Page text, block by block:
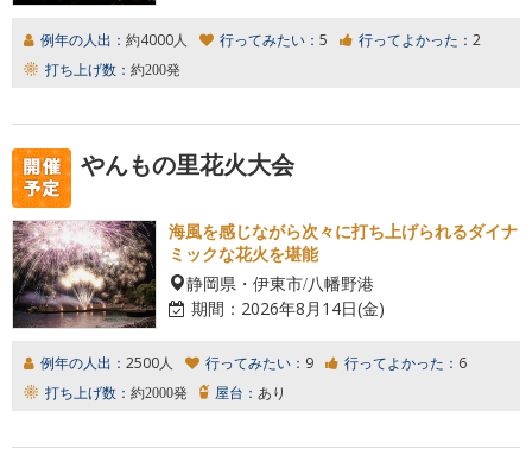
例年の人出： 約4000人 行ってみたい： 5 行ってよかった： 2
打ち上げ数： 約200発
やんもの里花火大会
海風を感じながら次々に打ち上げられるダイナ
ミックな花火を堪能
静岡県・伊東市/八幡野港
期間： 2026年8月14日(金)
例年の人出： 2500人 行ってみたい： 9 行ってよかった： 6
打ち上げ数： 約2000発 屋台： あり